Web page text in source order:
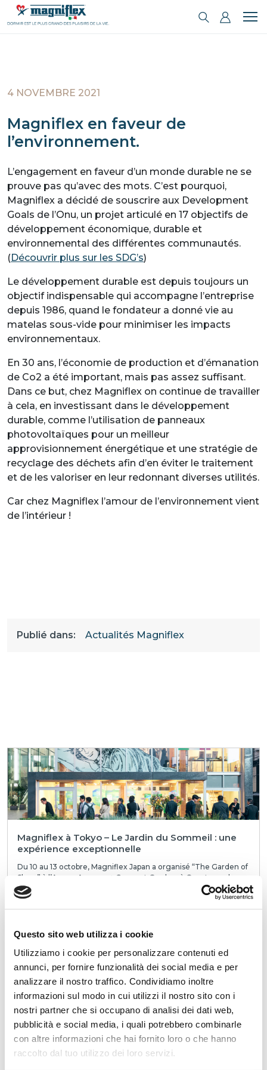
Questo sito web utilizza i cookie
Utilizziamo i cookie per personalizzare contenuti ed
annunci, per fornire funzionalità dei social media e per
analizzare il nostro traffico. Condividiamo inoltre
informazioni sul modo in cui utilizzi il nostro sito con i
nostri partner che si occupano di analisi dei dati web,
pubblicità e social media, i quali potrebbero combinarle
con altre informazioni che hai fornito loro o che hanno
raccolto dal tuo utilizzo dei loro servizi.
4 NOVEMBRE 2021
Magniflex en faveur de
l’environnement.
L’engagement en faveur d’un monde durable ne se
prouve pas qu’avec des mots. C’est pourquoi,
Magniflex a décidé de souscrire aux Development
Goals de l’Onu, un projet articulé en 17 objectifs de
développement économique, durable et
environnemental des différentes communautés.
(Découvrir plus sur les SDG’s)
Le développement durable est depuis toujours un
objectif indispensable qui accompagne l’entreprise
depuis 1986, quand le fondateur a donné vie au
matelas sous-vide pour minimiser les impacts
environnementaux.
En 30 ans, l’économie de production et d’émanation
de Co2 a été important, mais pas assez suffisant.
Dans ce but, chez Magniflex on continue de travailler
à cela, en investissant dans le développement
durable, comme l’utilisation de panneaux
photovoltaïques pour un meilleur
approvisionnement énergétique et une stratégie de
recyclage des déchets afin d’en éviter le traitement
et de les valoriser en leur redonnant diverses utilités.
Car chez Magniflex l’amour de l’environnement vient
de l’intérieur !
Publié dans: Actualités Magniflex
Magniflex à Tokyo – Le Jardin du Sommeil : une
expérience exceptionnelle
Du 10 au 13 octobre, Magniflex Japan a organisé “The Garden of
Sleep” à l’Annex Aoyama + Connect Garden, à Omotesando,
Tokyo, pour célébrer le 30e ann...
LIRE
Magniflex République Tchèque présente le
nouveau MagniStretch® Sport 9 : une célébration
du sommeil, de l’innovation et du design italien